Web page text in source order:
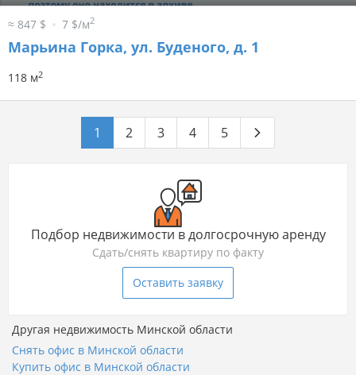
≈ 847 $ 7 $/м2
Марьина Горка, ул. Буденого, д. 1
118 м2
1 2 3 4 5
Подбор недвижимости в долгосрочную аренду
Сдать/снять квартиру по факту
Оставить заявку
Другая недвижимость Минской области
Снять офис в Минской области
Купить офис в Минской области